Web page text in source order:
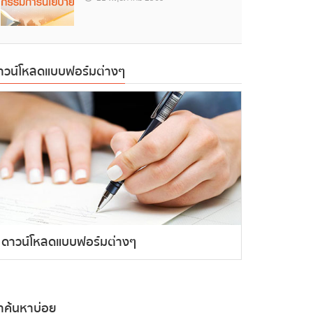
วน์โหลดแบบฟอร์มต่างๆ
ดาวน์โหลดแบบฟอร์มต่างๆ
ค้นหาบ่อย